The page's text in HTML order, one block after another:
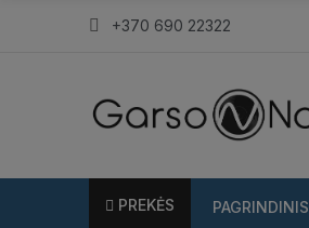
+370 690 22322
PREKĖS PAGRINDINIS